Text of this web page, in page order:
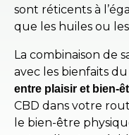
sont réticents à
que les huiles ou
La combinaison de
avec les bienfaits
entre plaisir et bien-
CBD dans votre
le bien-être